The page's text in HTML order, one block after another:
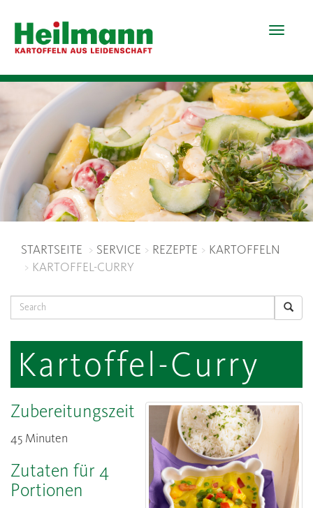
Toggle
STARTSEITE SERVICE REZEPTE
KARTOFFELN
KARTOFFEL-CURRY
Search
Kartoffel-Curry
Zubereitungszeit
45 Minuten
Zutaten für 4
Portionen